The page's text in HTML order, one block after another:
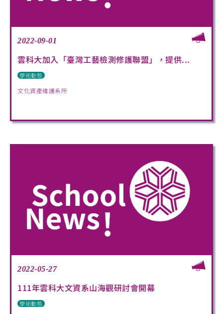
2022-09-01
雲科大加入「臺灣工藝檢測修護聯盟」，提供...
學術動態
文化資產維護系所
2022-05-27
111年雲科大文資系山海觀研討會開幕
學術動態